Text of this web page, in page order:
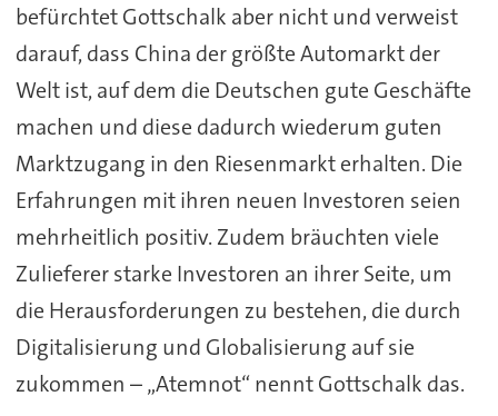
befürchtet Gottschalk aber nicht und verweist
darauf, dass China der größte Automarkt der
Welt ist, auf dem die Deutschen gute Geschäfte
machen und diese dadurch wiederum guten
Marktzugang in den Riesenmarkt erhalten. Die
Erfahrungen mit ihren neuen Investoren seien
mehrheitlich positiv. Zudem bräuchten viele
Zulieferer starke Investoren an ihrer Seite, um
die Herausforderungen zu bestehen, die durch
Digitalisierung und Globalisierung auf sie
zukommen – „Atemnot“ nennt Gottschalk das.